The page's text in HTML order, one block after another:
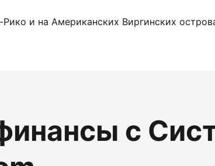
и на Американских Виргинских
с